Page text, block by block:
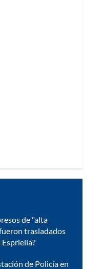
de "alta
trasladados
de Policía en